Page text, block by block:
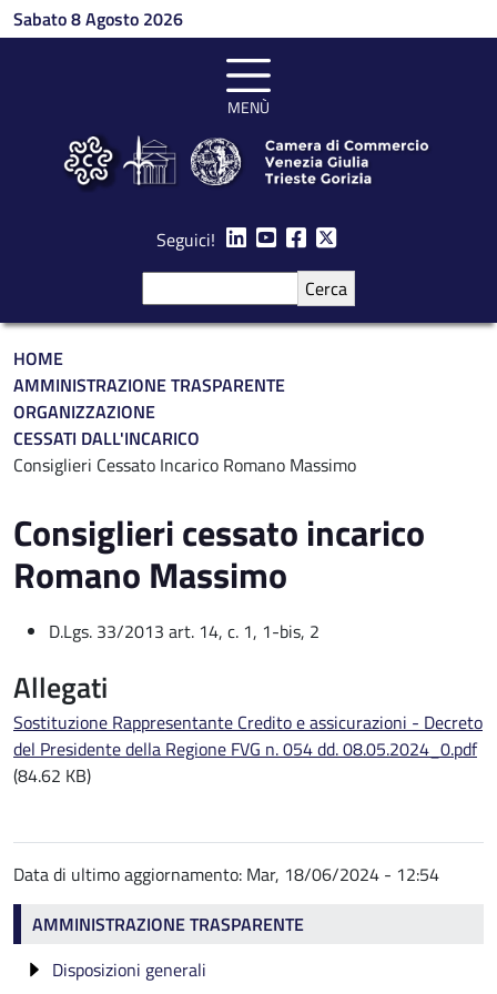
Salta al contenuto principale
Sabato 8 Agosto 2026
MENÙ
Seguici!
Briciole di pane
HOME
AMMINISTRAZIONE TRASPARENTE
ORGANIZZAZIONE
CESSATI DALL'INCARICO
Consiglieri Cessato Incarico Romano Massimo
Consiglieri cessato incarico
Romano Massimo
D.Lgs. 33/2013 art. 14, c. 1, 1-bis, 2
Allegati
Sostituzione Rappresentante Credito e assicurazioni - Decreto
del Presidente della Regione FVG n. 054 dd. 08.05.2024_0.pdf
(84.62 KB)
Data di ultimo aggiornamento: Mar, 18/06/2024 - 12:54
Amministrazione trasparente
AMMINISTRAZIONE TRASPARENTE
Disposizioni generali